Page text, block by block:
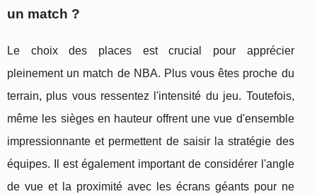
un match ?
Le choix des places est crucial pour apprécier
pleinement un match de NBA. Plus vous êtes proche du
terrain, plus vous ressentez l'intensité du jeu. Toutefois,
même les sièges en hauteur offrent une vue d'ensemble
impressionnante et permettent de saisir la stratégie des
équipes. Il est également important de considérer l'angle
de vue et la proximité avec les écrans géants pour ne